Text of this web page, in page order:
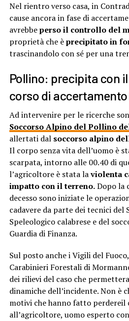
Nel rientro verso casa, in
cause ancora in fase di
avrebbeperso il controllo del
proprietà che èprecipitato in
trascinandolo con sé per una
Pollino: precipita con
corso di accertamento
Ad intervenire per le ricerche
Soccorso Alpino del Pollino
allertati dalsoccorso alpino
Il corpo senza vita dell’uomo è
scarpata, intorno alle 00.40 di
l’agricoltore è stata laviolenta
impatto con il terreno.Dopo la
decesso sono iniziate le
cadavere da parte dei tecnici del
Speleologico calabrese e del
Guardia di Finanza.
Sul posto anche i Vigili del
Carabinieri Forestali di
dei rilievi del caso che
dinamiche dell’incidente. Non è
motivi che hanno fatto
all’agricoltore, uomo esperto